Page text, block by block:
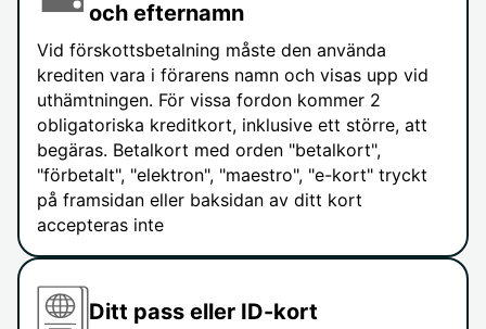
och efternamn
Vid förskottsbetalning måste den använda
krediten vara i förarens namn och visas upp vid
uthämtningen. För vissa fordon kommer 2
obligatoriska kreditkort, inklusive ett större, att
begäras. Betalkort med orden "betalkort",
"förbetalt", "elektron", "maestro", "e-kort" tryckt
på framsidan eller baksidan av ditt kort
accepteras inte
Ditt pass eller ID-kort